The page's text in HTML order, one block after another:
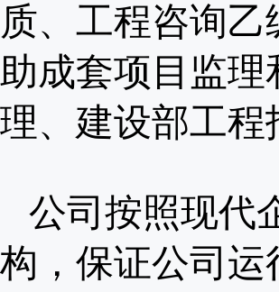
质、工程咨询
助成套项目监
理、建设部工
公司按照现代
构，保证公司